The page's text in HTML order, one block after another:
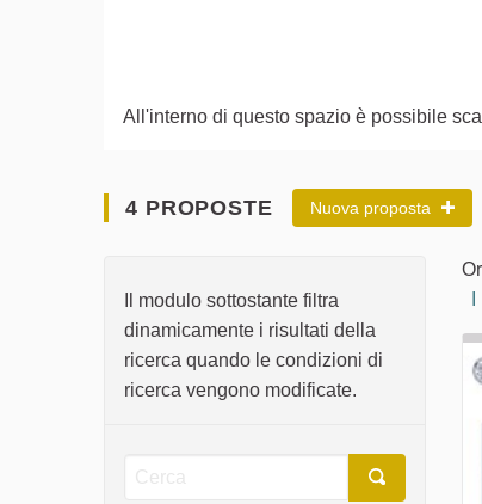
All'interno di questo spazio è possibile
4 PROPOSTE Nuova proposta
Il modulo sottostante filtra
dinamicamente i risultati della
ricerca quando le condizioni di
ricerca vengono modificate.